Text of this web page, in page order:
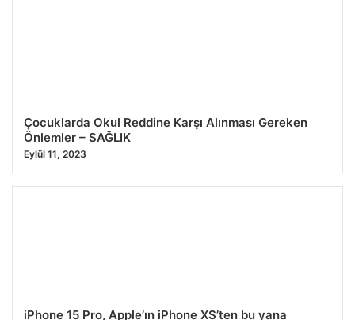
Çocuklarda Okul Reddine Karşı Alınması Gereken
Önlemler – SAĞLIK
Eylül 11, 2023
iPhone 15 Pro, Apple’ın iPhone XS’ten bu yana